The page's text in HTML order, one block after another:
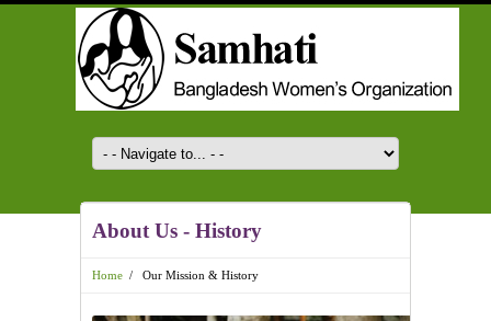
About Us - History
Home / Our Mission & History